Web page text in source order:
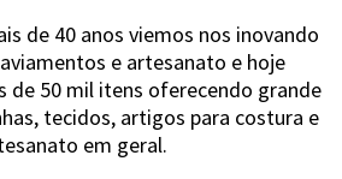
de 40 anos viemos nos inovando
e artesanato e hoje
de 50 mil itens oferecendo grande
tecidos, artigos para costura e
em geral.